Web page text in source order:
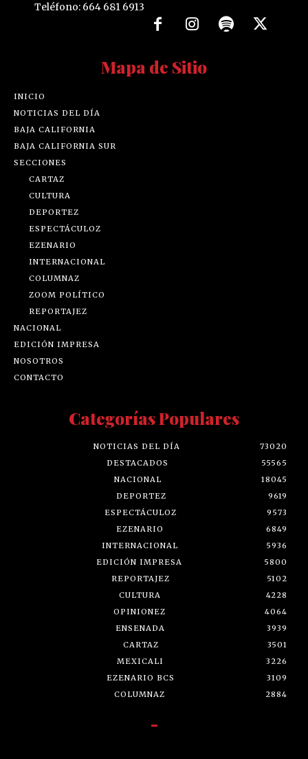
Teléfono: 664 681 6913
Mapa de Sitio
INICIO
NOTICIAS DEL DÍA
BAJA CALIFORNIA
BAJA CALIFORNIA SUR
SECCIONES
CARTAZ
CULTURA
DEPORTEZ
ESPECTÁCULOZ
EZENARIO
INTERNACIONAL
COLUMNAZ
ZOOM POLÍTICO
REPORTAJEZ
NACIONAL
EDICIÓN IMPRESA
NOSOTROS
CONTACTO
Categorías Populares
NOTICIAS DEL DÍA
73020
DESTACADOS
55565
NACIONAL
18045
DEPORTEZ
9619
ESPECTÁCULOZ
9573
EZENARIO
6849
INTERNACIONAL
5936
EDICIÓN IMPRESA
5800
REPORTAJEZ
5102
CULTURA
4228
OPINIONEZ
4064
ENSENADA
3939
CARTAZ
3501
MEXICALI
3226
EZENARIO BCS
3109
COLUMNAZ
2884
-